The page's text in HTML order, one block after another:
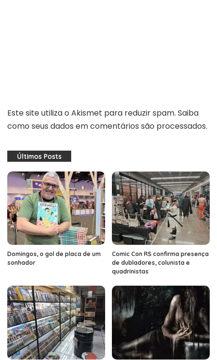
Este site utiliza o Akismet para reduzir spam. Saiba
como seus dados em comentários são processados.
Últimos Posts
Domingos, o gol de placa de um
sonhador
Comic Con RS confirma presença
de dubladores, colunista e
quadrinistas